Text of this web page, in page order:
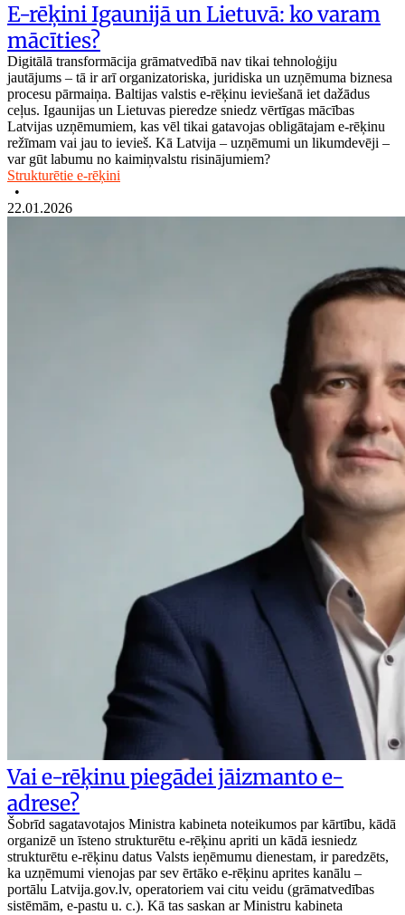
E-rēķini Igaunijā un Lietuvā: ko varam
mācīties?
Digitālā transformācija grāmatvedībā nav tikai tehnoloģiju
jautājums – tā ir arī organizatoriska, juridiska un uzņēmuma biznesa
procesu pārmaiņa. Baltijas valstis e-rēķinu ieviešanā iet dažādus
ceļus. Igaunijas un Lietuvas pieredze sniedz vērtīgas mācības
Latvijas uzņēmumiem, kas vēl tikai gatavojas obligātajam e-rēķinu
režīmam vai jau to ievieš. Kā Latvija – uzņēmumi un likumdevēji –
var gūt labumu no kaimiņvalstu risinājumiem?
Strukturētie e-rēķini
•
22.01.2026
Vai e-rēķinu piegādei jāizmanto e-
adrese?
Šobrīd sagatavotajos Ministra kabineta noteikumos par kārtību, kādā
organizē un īsteno strukturētu e-rēķinu apriti un kādā iesniedz
strukturētu e-rēķinu datus Valsts ieņēmumu dienestam, ir paredzēts,
ka uzņēmumi vienojas par sev ērtāko e-rēķinu aprites kanālu –
portālu Latvija.gov.lv, operatoriem vai citu veidu (grāmatvedības
sistēmām, e-pastu u. c.). Kā tas saskan ar Ministru kabineta